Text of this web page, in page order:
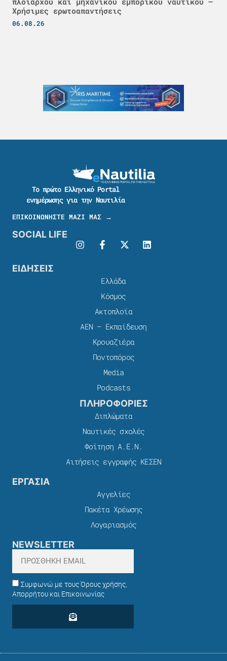
Χρήσιμες ερωτοαπαντήσεις
06.08.26
Το πρώτο Ελληνικό Portal
ενημέρωσης για την Ναυτιλία
ΕΠΙΚΟΙΝΩΝΗΣΤΕ ΜΑΖΙ ΜΑΣ →
SOCIAL LIFE
ΕΙΔΗΣΕΙΣ
Ελλάδα
Κόσμος
Ακτοπλοϊα
ΑΕΝ – Εκπαίδευση
Κρουαζιέρα
Ποντοπόρος
Media
Podcasts
ΠΛΗΡΟΦΟΡΙΕΣ
Διπλώματα
Ναυτικές σχολές
Φοίτηση Α.Ε.Ν.
Αιτήσεις εγγραφής ΚΕΣΕΝ
ΕΡΓΑΣΙΑ
Αγγελίες
Πακέτα Χρέωσης​
Λογαριασμός
NEWSLETTER
Συμφωνώ με τους Όρους χρήσης,
Απορρήτου και Επικοινωνίας